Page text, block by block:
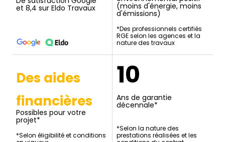
et 8,4 sur Eldo Travaux (moins d'énergie, moins
d'émissions)
*Des professionnels certifiés
RGE selon les agences et la
nature des travaux
Des aides
financières
Possibles pour votre
projet*
*Selon éligibilité et conditions
10
Ans de garantie
décennale*
*Selon la nature des
prestations réalisées et les